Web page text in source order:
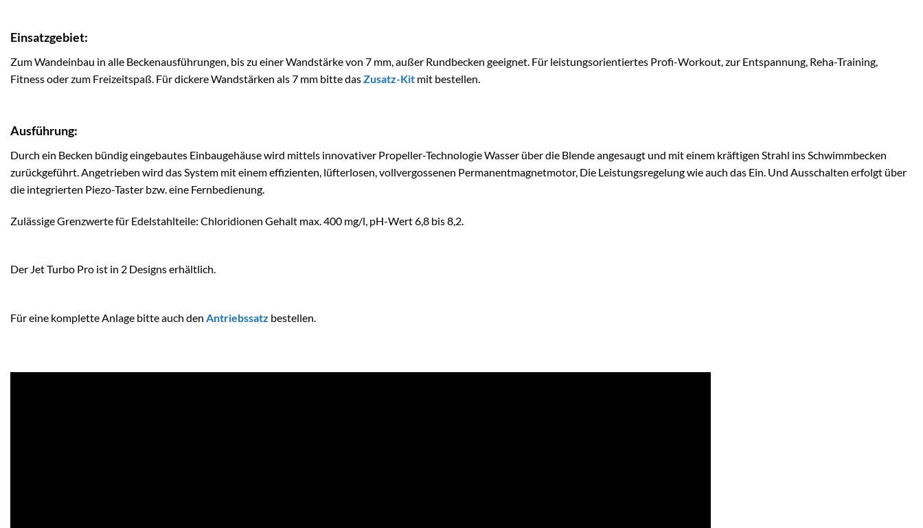
Einsatzgebiet:
Zum Wandeinbau in alle Beckenausführungen, bis zu einer Wandstärke von 7 mm, außer Rundbecken geeignet. Für leistungsorientiertes Profi-Workout, zur Entspannung, Reha-Training,
Fitness oder zum Freizeitspaß. Für dickere Wandstärken als 7 mm bitte dasZusatz-Kit mit bestellen.
Ausführung:
Durch ein Becken bündig eingebautes Einbaugehäuse wird mittels innovativer Propeller-Technologie Wasser über die Blende angesaugt und mit einem kräftigen Strahl ins Schwimmbecken
zurückgeführt. Angetrieben wird das System mit einem effizienten, lüfterlosen, vollvergossenen Permanentmagnetmotor, Die Leistungsregelung wie auch das Ein. Und Ausschalten erfolgt über
die integrierten Piezo-Taster bzw. eine Fernbedienung.
Zulässige Grenzwerte für Edelstahlteile: Chloridionen Gehalt max. 400 mg/l, pH-Wert 6,8 bis 8,2.
Der Jet Turbo Pro ist in 2 Designs erhältlich.
Für eine komplette Anlage bitte auch den Antriebssatz bestellen.